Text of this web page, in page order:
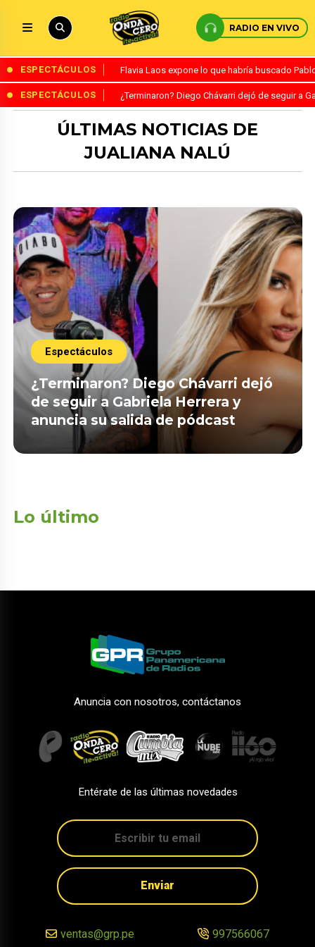
RADIO EN VIVO
ESPECTÁCULOS Flavia Laos expone lo que habría buscado
ESPECTÁCULOS ¿Terminaron? Diego Chávarri dejó de seguir a
ÚLTIMAS NOTICIAS DE
JUALIANA NALÚ
Espectáculos
¿Terminaron? Diego Chávarri dejó
de seguir a Gabriela Herrera y
anuncia su salida de pódcast
Lo último
Anuncia con nosotros, contáctanos
Entérate de las últimas novedades
Enviar
ventas@grp.pe 997566067